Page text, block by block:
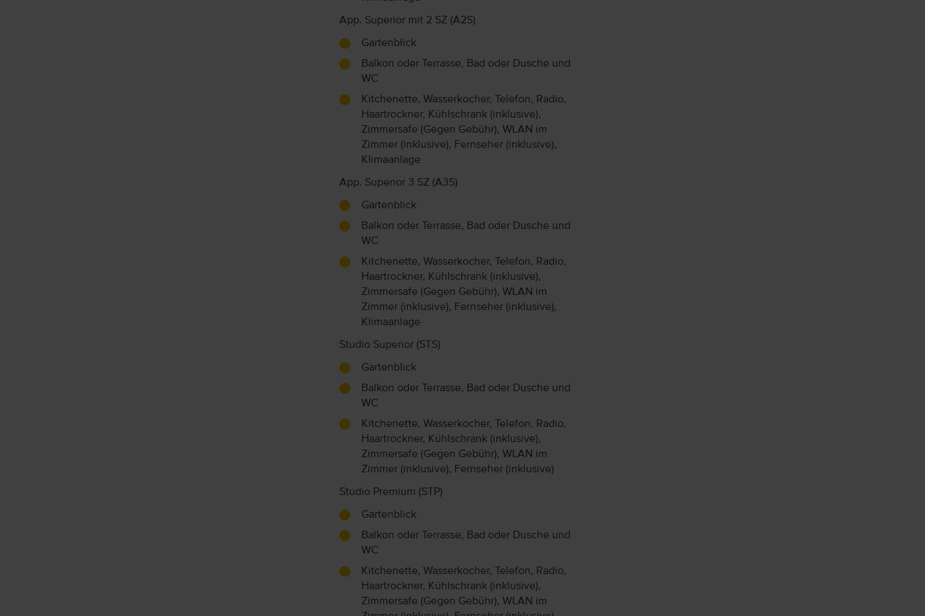
App. Superior mit 2 SZ (A2S)
Gartenblick
Balkon oder Terrasse, Bad oder Dusche und
WC
Kitchenette, Wasserkocher, Telefon, Radio,
Haartrockner, Kühlschrank (inklusive),
Zimmersafe (Gegen Gebühr), WLAN im
Zimmer (inklusive), Fernseher (inklusive),
Klimaanlage
App. Superior 3 SZ (A3S)
Gartenblick
Balkon oder Terrasse, Bad oder Dusche und
WC
Kitchenette, Wasserkocher, Telefon, Radio,
Haartrockner, Kühlschrank (inklusive),
Zimmersafe (Gegen Gebühr), WLAN im
Zimmer (inklusive), Fernseher (inklusive),
Klimaanlage
Studio Superior (STS)
Gartenblick
Balkon oder Terrasse, Bad oder Dusche und
WC
Kitchenette, Wasserkocher, Telefon, Radio,
Haartrockner, Kühlschrank (inklusive),
Zimmersafe (Gegen Gebühr), WLAN im
Zimmer (inklusive), Fernseher (inklusive)
Studio Premium (STP)
Gartenblick
Balkon oder Terrasse, Bad oder Dusche und
WC
Kitchenette, Wasserkocher, Telefon, Radio,
Haartrockner, Kühlschrank (inklusive),
Zimmersafe (Gegen Gebühr), WLAN im